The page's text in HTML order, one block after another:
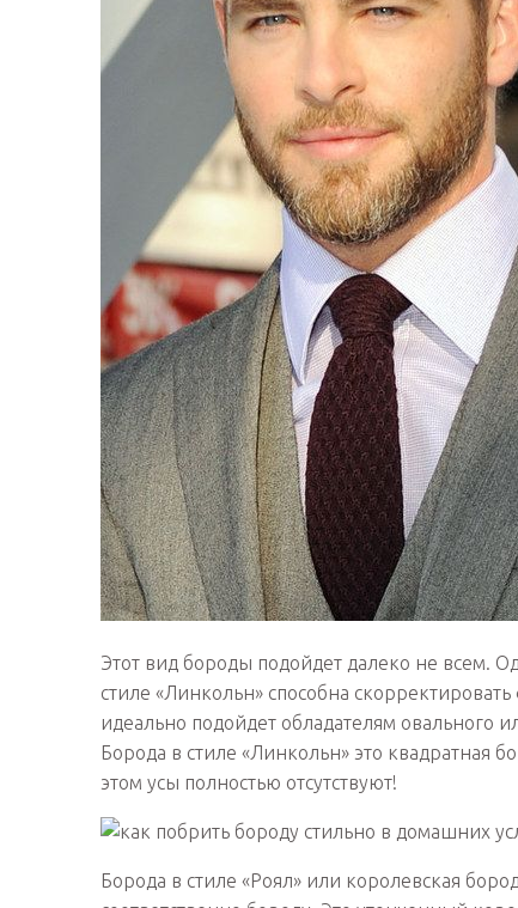
Этот вид бороды подойдет далеко не всем.
стиле «Линкольн» способна
идеально подойдет обладателям овального
Борода в стиле «Линкольн» это квадратная
этом усы полностью отсутствуют!
Борода в стиле «Роял» или королевская